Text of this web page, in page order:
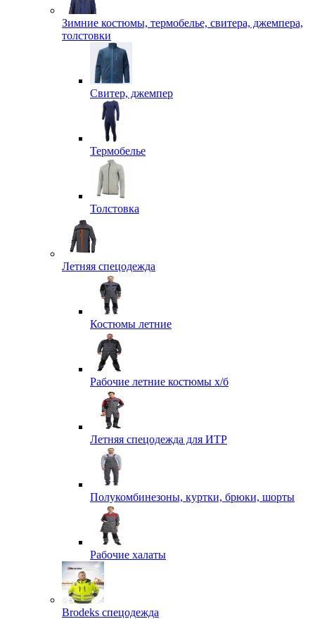
Зимние костюмы, термобелье, свитера, джемпера,
толстовки
Свитер, джемпер
Термобелье
Толстовка
Летняя спецодежда
Костюмы летние
Рабочие летние костюмы х/б
Летняя спецодежда для ИТР
Полукомбинезоны, куртки, брюки, шорты
Рабочие халаты
Brodeks спецодежда